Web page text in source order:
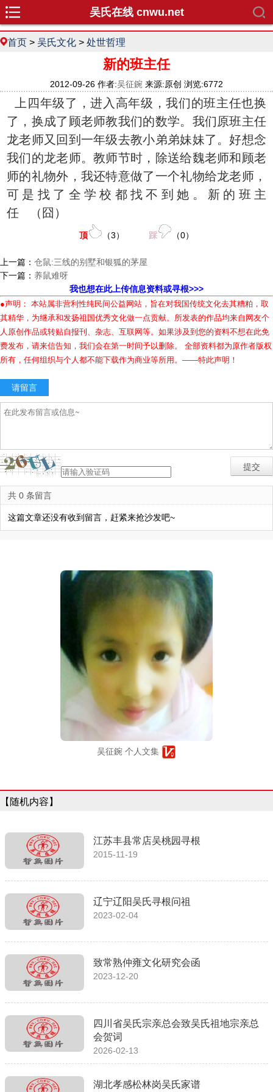
吴氏在线 cnwu.net
首页 > 吴氏文化 > 处世哲理
新的班主任
2012-09-26 作者:吴征鋺 来源:原创 浏览:6772
上四年级了，进入高年级，我们的班主任也换
了，换成了顾老师教我们的数学。我们原班主任
龙老师又回到一年级去教小弟弟妹妹了。好想念
我们的龙老师。教师节时，除送给魏老师和顾老
师的礼物外，我还特意做了一个礼物给龙老师，
可是找了全学校都找不到她。新的班主
任 （囧）
顶 （3） 踩 （0）
上一篇： 仓鼠:三线的别墅和银狐的茅屋
下一篇： 养鼠难呀
我也想在此上传信息资料或寻根>>>
●声明： 本站属非营利性纯民间公益网站，旨在对我国传统文化去其糟粕，取
其精华，为继承和发扬祖国优秀文化做一点贡献。所发表的作品均来自网友个
人原创作品或转贴自报刊、杂志、互联网等。如果涉及到您的资料不想在此免
费发布，请来信告知，我们会在第一时间予以删除。 全部资料都为原作者版权
所有，任何组织与个人都不能下载作为商业等所用。——特此声明！
请留言
共 0 条留言
这篇文章还没有收到留言，赶紧来抢沙发吧~
吴征鋺 个人文集
【随机内容】
江苏丰县常店吴桃园寻根
2015-11-19
辽宁辽阳吴氏寻根问祖
2023-02-04
致常熟仲雍文化研究会函
2023-12-20
四川省吴氏宗亲总会致吴氏祖地宗亲总
会贺词
2026-02-13
湖北孝感松林岗吴氏家谱